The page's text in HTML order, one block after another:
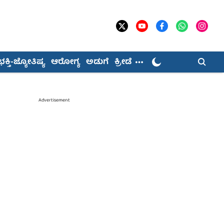
ಜ್ಯೋತಿಷ್ಯ ಆರೋಗ್ಯ ಅಡುಗೆ ಕ್ರೀಡೆ
Advertisement